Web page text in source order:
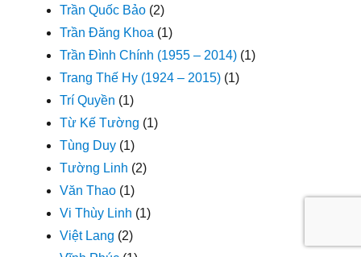
Trần Quốc Bảo (2)
Trần Đăng Khoa (1)
Trần Đình Chính (1955 – 2014) (1)
Trang Thế Hy (1924 – 2015) (1)
Trí Quyền (1)
Từ Kế Tường (1)
Tùng Duy (1)
Tường Linh (2)
Văn Thao (1)
Vi Thùy Linh (1)
Việt Lang (2)